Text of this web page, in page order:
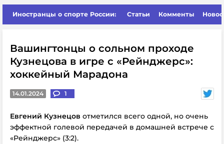
Иностранцы о спорте России: Статьи Комменты
Вашингтонцы о сольном проходе
Кузнецова в игре c «Рейнджерс»:
хоккейный Марадона
14.01.2024 1
Евгений Кузнецов отметился всего одной, но очень
эффектной голевой передачей в домашней встрече с
«Рейнджерс» (3:2).